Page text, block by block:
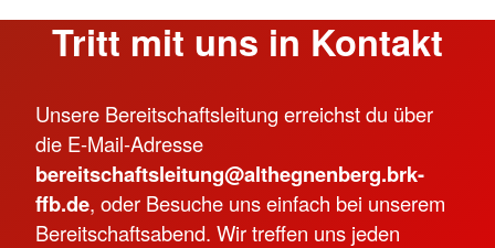
Tritt mit uns in Kontakt
Unsere Bereitschaftsleitung erreichst du über
die E-Mail-Adresse
bereitschaftsleitung@althegnenberg.brk-
ffb.de, oder Besuche uns einfach bei unserem
Bereitschaftsabend. Wir treffen uns jeden